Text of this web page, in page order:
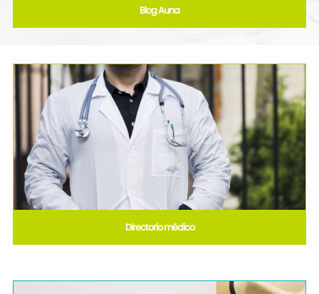
Blog Auna
Directorio médico